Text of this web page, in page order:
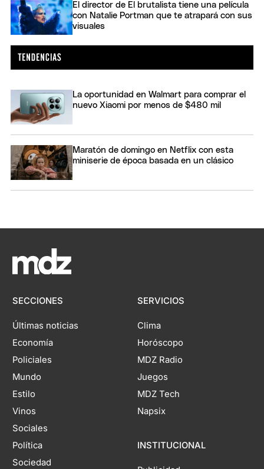
El director de El brutalista tiene una película
con Natalie Portman que te atrapará con sus
visuales
La oportunidad en Walmart para comprar el
nuevo Xiaomi por menos de $480 mil
Maratón de domingo en Netflix con esta
miniserie de época basada en un clásico
SECCIONES
Últimas noticias
Economía
Policiales
Mundo
Estilo
Vinos
Sociales
Política
Sociedad
SERVICIOS
Clima
Horóscopo
MDZ Radio
Juegos
MDZ Tech
Napsix
INSTITUCIONAL